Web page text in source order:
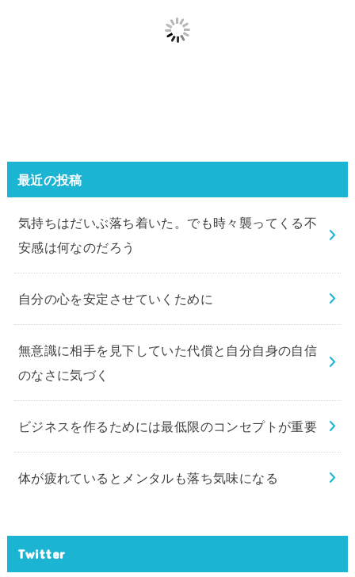
最近の投稿
気持ちはだいぶ落ち着いた。でも時々襲ってくる不
安感は何なのだろう
自分の心を安定させていくために
無意識に相手を見下していた代償と自分自身の自信
のなさに気づく
ビジネスを作るためには最低限のコンセプトが重要
体が疲れているとメンタルも落ち気味になる
Twitter